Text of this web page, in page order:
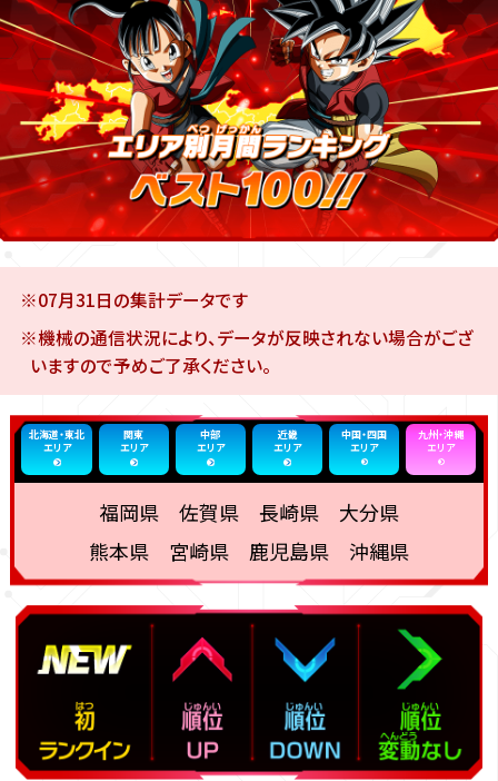
※07月31日の集計データです
※機械の通信状況により、データが反映されない場合がござ
いますので予めご了承ください。
北海道・東北
エリア
関東
エリア
中部
エリア
近畿
エリア
中国・四国
エリア
九州・沖縄
エリア
福岡県 佐賀県 長崎県 大分県
熊本県 宮崎県 鹿児島県 沖縄県